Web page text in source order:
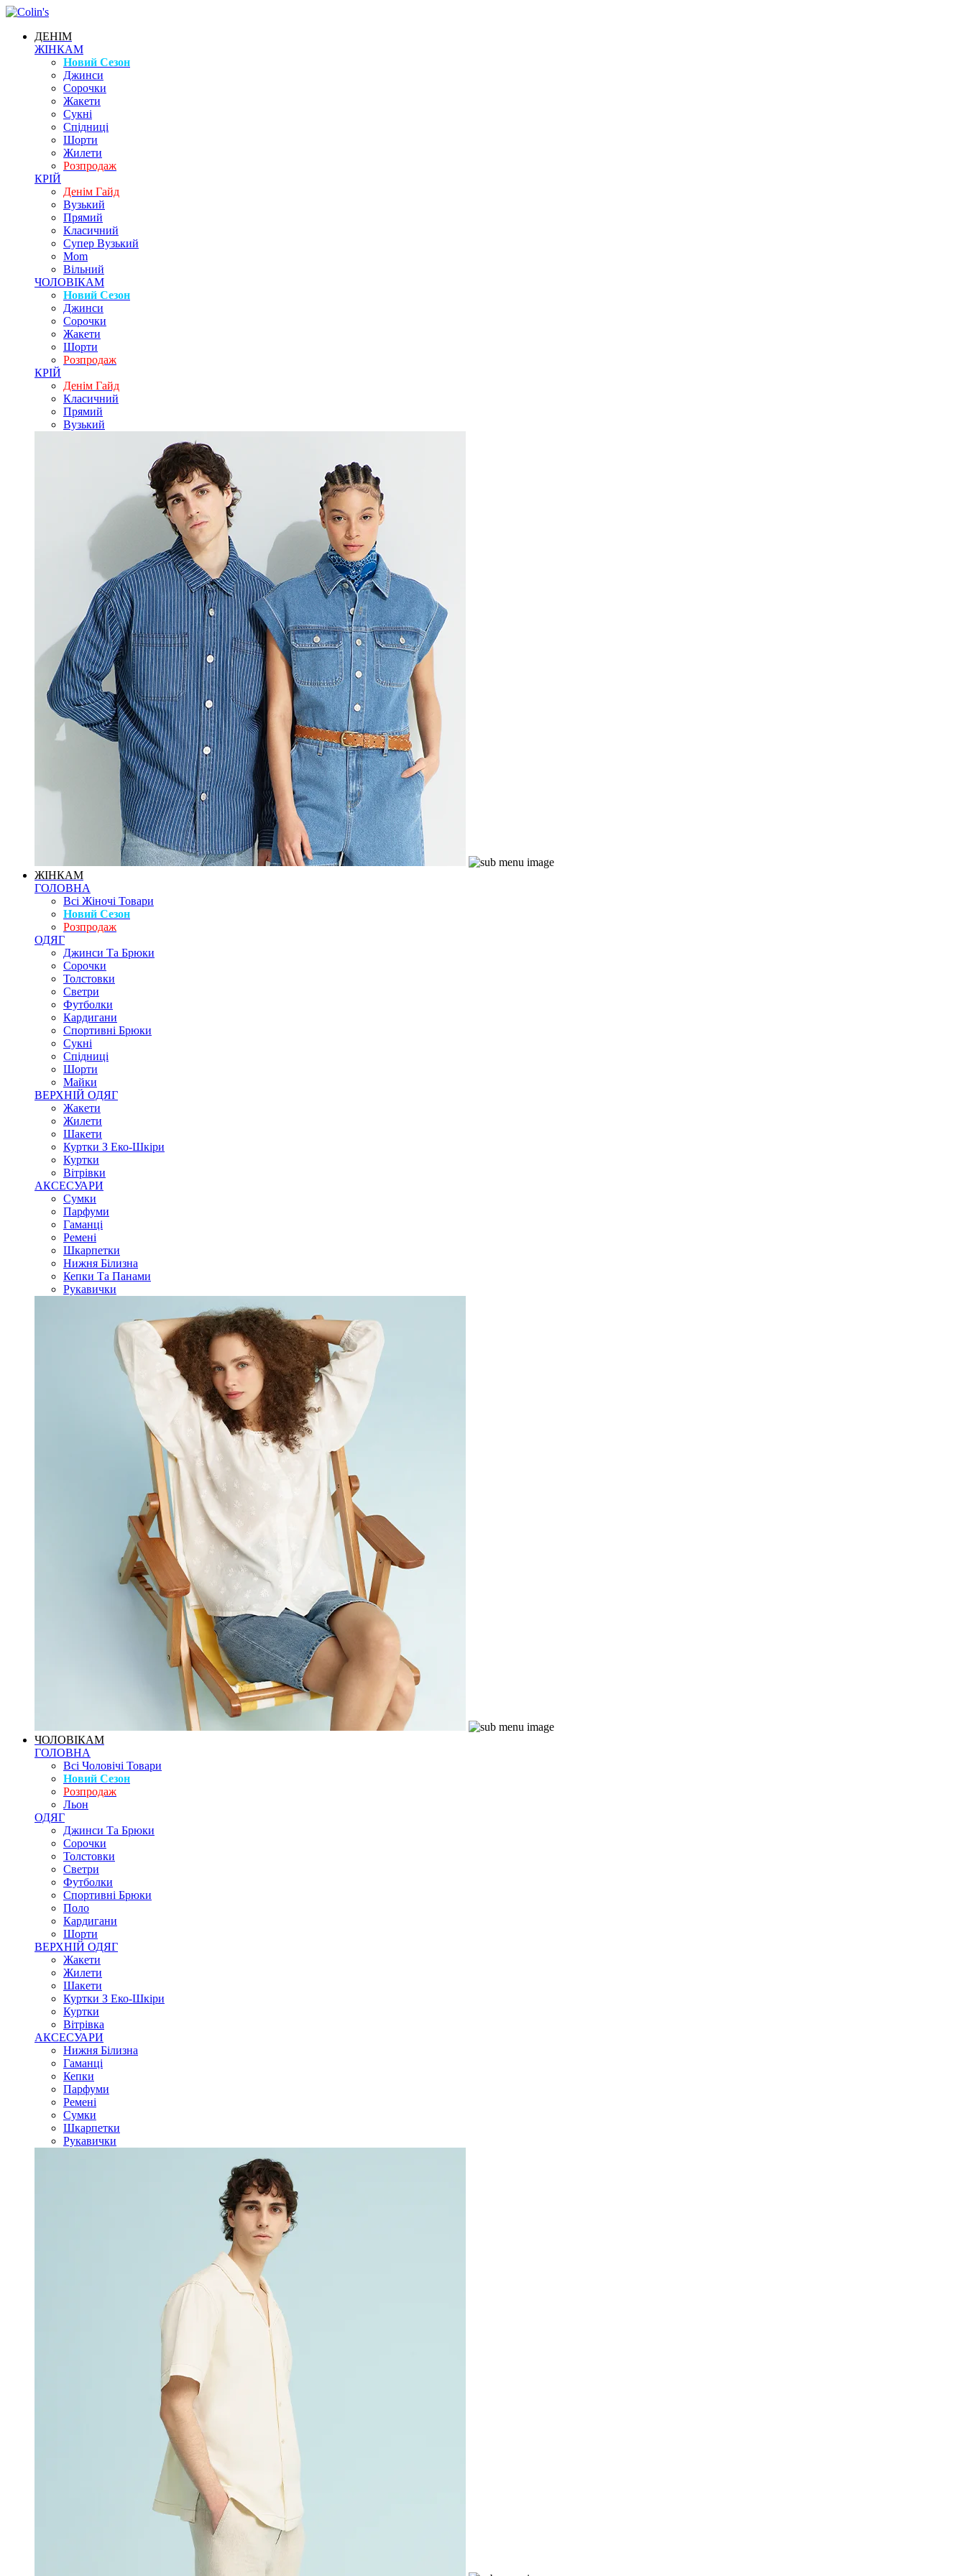
ДЕНІМ
ЖІНКАМ
Новий Сезон
Джинси
Сорочки
Жакети
Сукні
Спідниці
Шорти
Жилети
Розпродаж
КРІЙ
Денім Гайд
Вузький
Прямий
Класичний
Супер Вузький
Mom
Вільний
ЧОЛОВІКАМ
Новий Сезон
Джинси
Сорочки
Жакети
Шорти
Розпродаж
КРІЙ
Денім Гайд
Класичний
Прямий
Вузький
ЖІНКАМ
ГОЛОВНА
Всі Жіночі Товари
Новий Сезон
Розпродаж
ОДЯГ
Джинси Та Брюки
Сорочки
Толстовки
Светри
Футболки
Кардигани
Спортивні Брюки
Сукні
Спідниці
Шорти
Майки
ВЕРХНІЙ ОДЯГ
Жакети
Жилети
Шакети
Куртки З Еко-Шкіри
Куртки
Вітрівки
АКСЕСУАРИ
Сумки
Парфуми
Гаманці
Ремені
Шкарпетки
Нижня Білизна
Кепки Та Панами
Рукавички
ЧОЛОВІКАМ
ГОЛОВНА
Всі Чоловічі Товари
Новий Сезон
Розпродаж
Льон
ОДЯГ
Джинси Та Брюки
Сорочки
Толстовки
Светри
Футболки
Спортивні Брюки
Поло
Кардигани
Шорти
ВЕРХНІЙ ОДЯГ
Жакети
Жилети
Шакети
Куртки З Еко-Шкіри
Куртки
Вітрівка
АКСЕСУАРИ
Нижня Білизна
Гаманці
Кепки
Парфуми
Ремені
Сумки
Шкарпетки
Рукавички